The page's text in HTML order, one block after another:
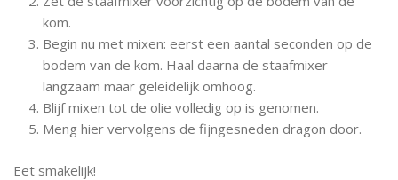
kom.
Begin nu met mixen: eerst een aantal seconden op de
bodem van de kom. Haal daarna de staafmixer
langzaam maar geleidelijk omhoog.
Blijf mixen tot de olie volledig op is genomen.
Meng hier vervolgens de fijngesneden dragon door.
Eet smakelijk!